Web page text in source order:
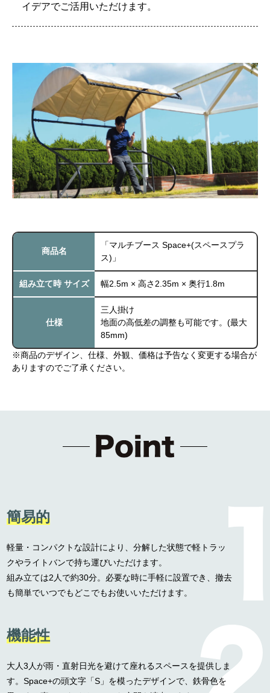
イデアでご活用いただけます。
商品名
「マルチブース Space+(スペースプラ
ス)」
組み立て時 サイズ 幅2.5m × 高さ2.35m × 奥行1.8m
仕様
三人掛け
地面の高低差の調整も可能です。(最大
85mm)
※商品のデザイン、仕様、外観、価格は予告なく変更する場合が
ありますのでご了承ください。
簡易的
軽量・コンパクトな設計により、分解した状態で軽トラッ
クやライトバンで持ち運びいただけます。
組み立ては2人で約30分。必要な時に手軽に設置でき、撤去
も簡単でいつでもどこでもお使いいただけます。
機能性
大人3人が雨・直射日光を避けて座れるスペースを提供しま
す。Space+の頭文字「S」を模ったデザインで、鉄骨色を